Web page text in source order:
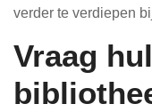
verder te verdiepen
Vraag